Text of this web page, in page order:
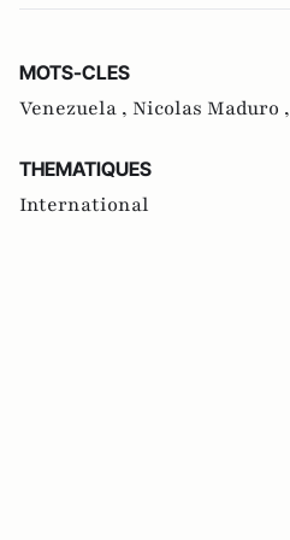
MOTS-CLES
Venezuela , Nicolas Maduro ,
THEMATIQUES
International